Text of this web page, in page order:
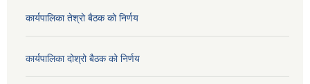
कार्यपालिका तेश्रो बैठक को निर्णय
कार्यपालिका दोश्रो बैठक को निर्णय